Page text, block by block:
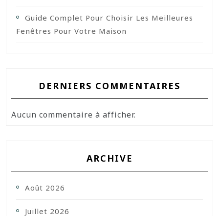
Guide Complet Pour Choisir Les Meilleures
Fenêtres Pour Votre Maison
DERNIERS COMMENTAIRES
Aucun commentaire à afficher.
ARCHIVE
Août 2026
Juillet 2026